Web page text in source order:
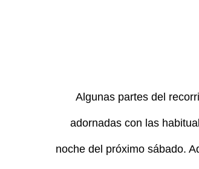
Algunas partes del
adornadas con las
noche del próximo sábado.